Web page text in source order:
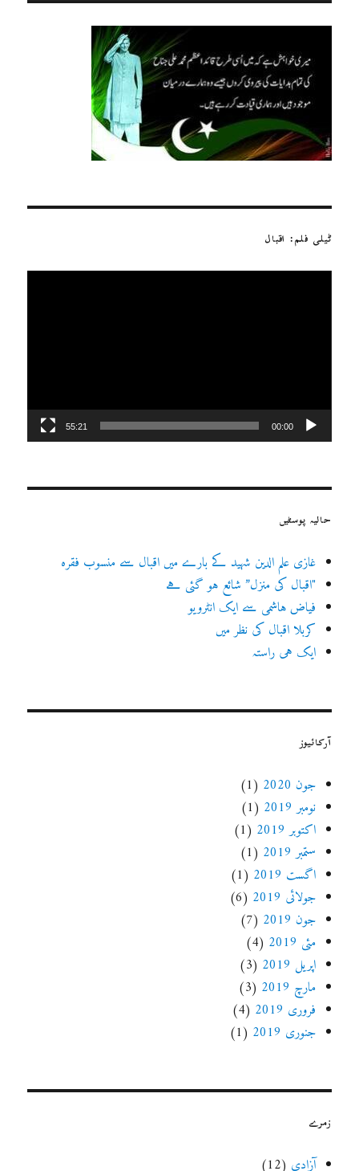
ٹیلی فلم: اقبال
00:00
55:21
حالیہ پوسٹیں
غازی علم الدین شہید کے بارے میں اقبال سے منسوب فقرہ
"اقبال کی منزل” شائع ہو گئی ہے
فیاض ہاشمی سے ایک انٹرویو
کربلا اقبال کی نظر میں
ایک ہی راستہ
آرکائیوز
جون 2020
(1)
نومبر 2019
(1)
اکتوبر 2019
(1)
ستمبر 2019
(1)
اگست 2019
(1)
جولائی 2019
(6)
جون 2019
(7)
مئی 2019
(4)
اپریل 2019
(3)
مارچ 2019
(3)
فروری 2019
(4)
جنوری 2019
(1)
زمرے
آزادی (12)